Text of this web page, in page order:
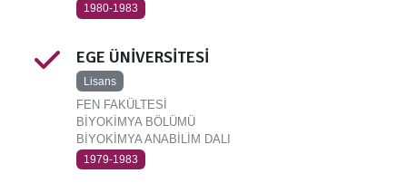
1980-1983
EGE ÜNİVERSİTESİ
Lisans
FEN FAKÜLTESİ
BİYOKİMYA BÖLÜMÜ
BİYOKİMYA ANABİLİM DALI
1979-1983